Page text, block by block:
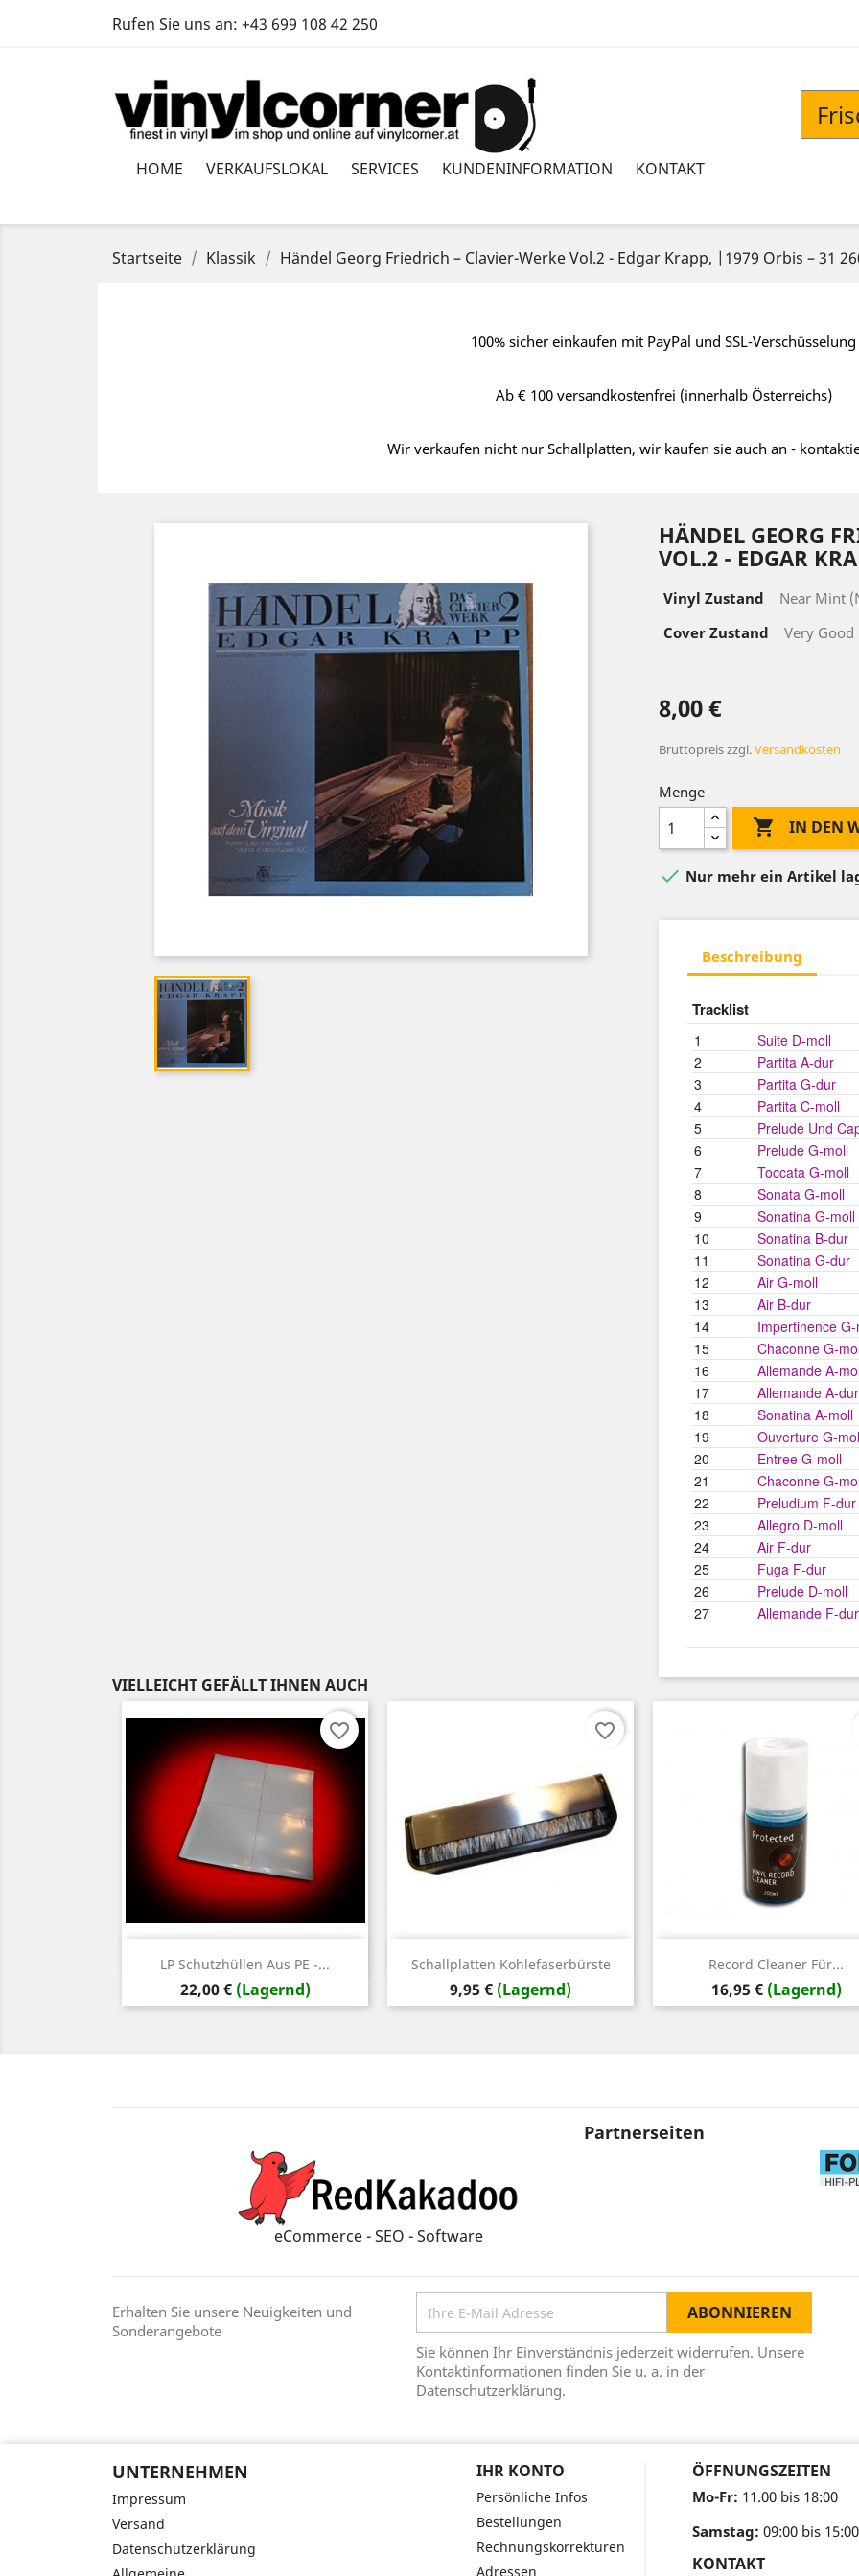
Rufen Sie uns an: +43 699 108 42 250
HOME VERKAUFSLOKAL SERVICES KUNDENINFORMATION KONTAKT
Startseite Klassik Händel Georg Friedrich ‎– Clavier-Werke Vol.2 - Edgar Krapp, |1979 Orbis ‎– 31
100% sicher einkaufen mit PayPal und SSL-Verschüsselung
Ab € 100 versandkostenfrei (innerhalb Österreichs)
Wir verkaufen nicht nur Schallplatten, wir kaufen sie auch an -
HÄNDEL GEORG
VOL.2 - EDGAR
Vinyl Zustand
Near Mint
Cover Zustand
Very Good
8,00 €
Bruttopreiszzgl.Versandkosten
Menge
 IN DEN
 Nur mehr ein Artikel
Beschreibung
Tracklist
1
Suite D-moll
2
Partita A-dur
3
Partita G-dur
4
Partita C-moll
5
Prelude Und
6
Prelude G-moll
7
Toccata G-moll
8
Sonata G-moll
9
Sonatina G-moll
10
Sonatina B-dur
11
Sonatina G-dur
12
Air G-moll
13
Air B-dur
14
Impertinence
15
Chaconne G-
16
Allemande A-
17
Allemande A-dur
18
Sonatina A-moll
19
Ouverture G-
20
Entree G-moll
21
Chaconne G-
22
Preludium F-dur
23
Allegro D-moll
24
Air F-dur
25
Fuga F-dur
26
Prelude D-moll
27
Allemande F-dur
VIELLEICHT GEFÄLLT IHNEN AUCH
LP Schutzhüllen Aus PE -...
Preis
22,00 € (Lagernd)
Vorschau
favorite_border
Schallplatten Kohlefaserbürste
Preis
9,95 € (Lagernd)
Vorschau
favorite_border
Record Cleaner Für...
Preis
16,95 € (Lagernd)
Vorschau
Partnerseiten
eCommerce - SEO - Software
Erhalten Sie unsere Neuigkeiten und
Sonderangebote
Sie können Ihr Einverständnis jederzeit widerrufen. Unsere
Kontaktinformationen finden Sie u. a. in der
Datenschutzerklärung.
UNTERNEHMEN
Impressum
Versand
Datenschutzerklärung
IHR KONTO
Persönliche Infos
Bestellungen
Rechnungskorrekturen
Adressen
ÖFFNUNGSZEITEN
Mo-Fr: 11.00 bis 18:00
Samstag: 09:00 bis 15:00
KONTAKT